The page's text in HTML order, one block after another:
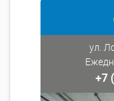
ул.
+7